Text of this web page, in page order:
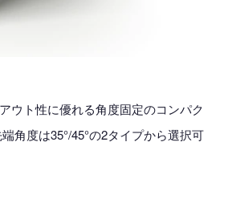
ウト性に優れる角度固定のコンパク
角度は35°/45°の2タイプから選択可